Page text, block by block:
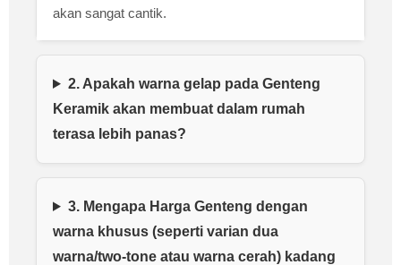
akan sangat cantik.
2. Apakah warna gelap pada Genteng
Keramik akan membuat dalam rumah
terasa lebih panas?
3. Mengapa Harga Genteng dengan
warna khusus (seperti varian dua
warna/two-tone atau warna cerah) kadang